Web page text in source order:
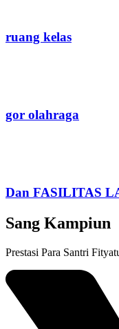
ruang kelas
gor olahraga
Dan FASILITAS
Sang Kampiun
Prestasi Para Santri